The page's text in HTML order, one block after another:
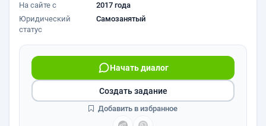
На сайте с
2017 года
Юридический
статус
Самозанятый
Начать диалог
Создать задание
Добавить в избранное